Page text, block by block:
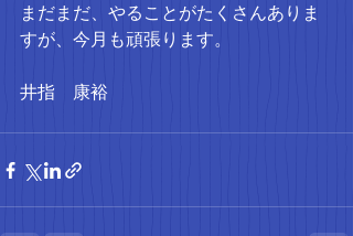
まだまだ、やることがたくさんありま
すが、今月も頑張ります。
井指　康裕